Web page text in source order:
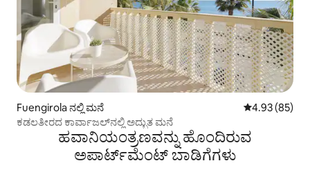
Fuengirola ನಲ್ಲಿ ಮನೆ 5 ರಲ್ಲಿ 4.93
4.93 (85)
ಕಡಲತೀರದ ಕಾರ್ವಾಜಲ್‌ನಲ್ಲಿ ಅದ್ಭುತ ಮನೆ
ಹವಾನಿಯಂತ್ರಣವನ್ನು ಹೊಂದಿರುವ
ಅಪಾರ್ಟ್‌ಮೆಂಟ್‌ ಬಾಡಿಗೆಗಳು